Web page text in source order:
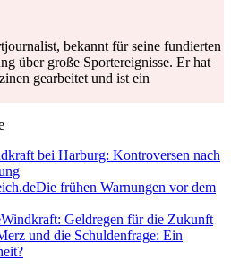
bekannt für seine fundierten
über große Sportereignisse. Er hat
gearbeitet und ist ein
bei Harburg: Kontroversen nach
Die frühen Warnungen vor dem
Windkraft: Geldregen für die Zukunft
und die Schuldenfrage: Ein